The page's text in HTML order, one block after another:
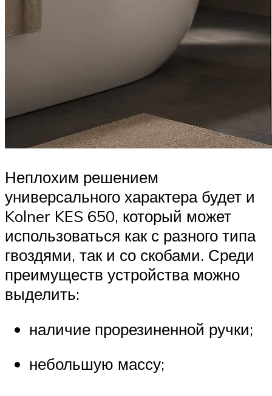
Неплохим решением
универсального характера будет и
Kolner KES 650, который может
использоваться как с разного типа
гвоздями, так и со скобами. Среди
преимуществ устройства можно
выделить:
наличие прорезиненной ручки;
небольшую массу;